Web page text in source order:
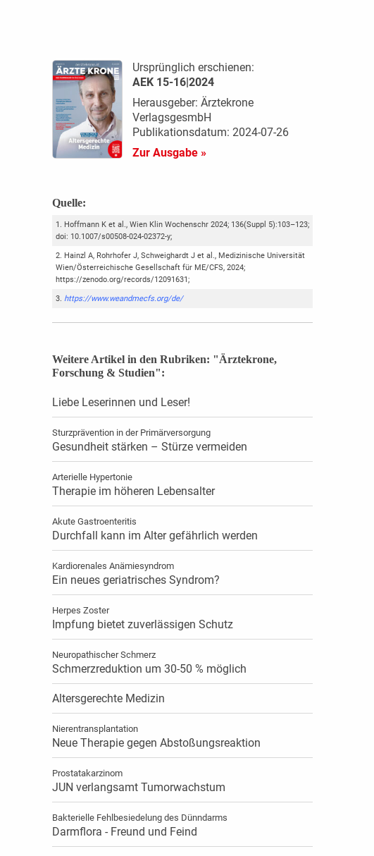
Ursprünglich erschienen:
AEK 15-16|2024
Herausgeber: Ärztekrone
VerlagsgesmbH
Publikationsdatum: 2024-07-26
Zur Ausgabe »
Quelle:
Hoffmann K et al., Wien Klin Wochenschr 2024; 136(Suppl 5):103–123;
doi: 10.1007/s00508-024-02372-y;
Hainzl A, Rohrhofer J, Schweighardt J et al., Medizinische Universität
Wien/Österreichische Gesellschaft für ME/CFS, 2024;
https://zenodo.org/records/12091631;
https://www.weandmecfs.org/de/
Weitere Artikel in den Rubriken: "Ärztekrone,
Forschung & Studien":
Liebe Leserinnen und Leser!
Sturzprävention in der Primärversorgung
Gesundheit stärken – Stürze vermeiden
Arterielle Hypertonie
Therapie im höheren Lebensalter
Akute Gastroenteritis
Durchfall kann im Alter gefährlich werden
Kardiorenales Anämiesyndrom
Ein neues geriatrisches Syndrom?
Herpes Zoster
Impfung bietet zuverlässigen Schutz
Neuropathischer Schmerz
Schmerzreduktion um 30-50 % möglich
Altersgerechte Medizin
Nierentransplantation
Neue Therapie gegen Abstoßungsreaktion
Prostatakarzinom
JUN verlangsamt Tumorwachstum
Bakterielle Fehlbesiedelung des Dünndarms
Darmflora - Freund und Feind